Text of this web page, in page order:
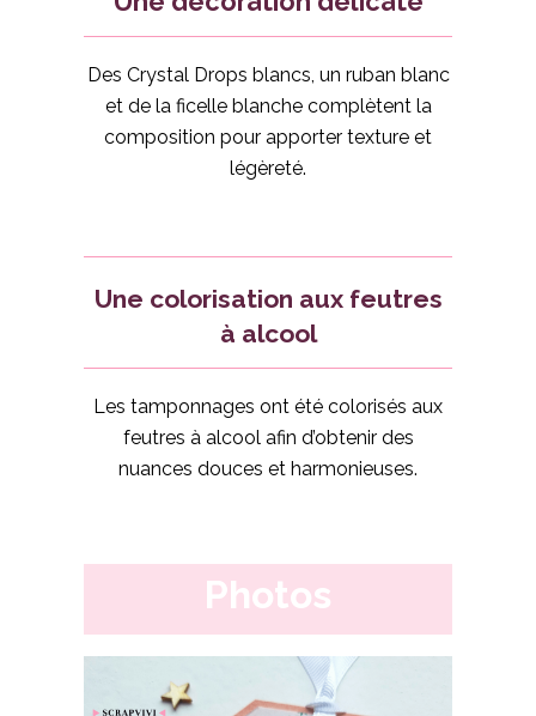
Des Crystal Drops blancs, un ruban blanc
et de la ficelle blanche complètent la
composition pour apporter texture et
légèreté.
Une colorisation aux feutres
à alcool
Les tamponnages ont été colorisés aux
feutres à alcool afin d’obtenir des
nuances douces et harmonieuses.
Photos